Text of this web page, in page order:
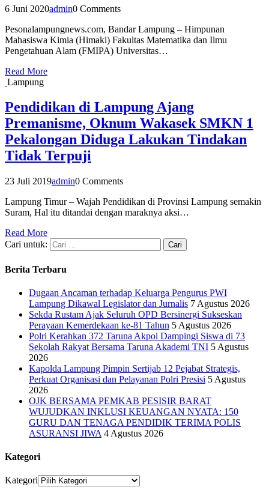
6 Juni 2020admin0 Comments
Pesonalampungnews.com, Bandar Lampung – Himpunan
Mahasiswa Kimia (Himaki) Fakultas Matematika dan Ilmu
Pengetahuan Alam (FMIPA) Universitas…
Read More
Lampung
Pendidikan di Lampung Ajang
Premanisme, Oknum Wakasek SMKN 1
Pekalongan Diduga Lakukan Tindakan
Tidak Terpuji
23 Juli 2019admin0 Comments
Lampung Timur – Wajah Pendidikan di Provinsi Lampung semakin
Suram, Hal itu ditandai dengan maraknya aksi…
Read More
Cari untuk:
Berita Terbaru
Dugaan Ancaman terhadap Keluarga Pengurus PWI
Lampung Dikawal Legislator dan Jurnalis 7 Agustus 2026
Sekda Rustam Ajak Seluruh OPD Bersinergi Sukseskan
Perayaan Kemerdekaan ke-81 Tahun 5 Agustus 2026
Polri Kerahkan 372 Taruna Akpol Dampingi Siswa di 73
Sekolah Rakyat Bersama Taruna Akademi TNI 5 Agustus
2026
Kapolda Lampung Pimpin Sertijab 12 Pejabat Strategis,
Perkuat Organisasi dan Pelayanan Polri Presisi 5 Agustus
2026
OJK BERSAMA PEMKAB PESISIR BARAT
WUJUDKAN INKLUSI KEUANGAN NYATA: 150
GURU DAN TENAGA PENDIDIK TERIMA POLIS
ASURANSI JIWA 4 Agustus 2026
Kategori
Kategori